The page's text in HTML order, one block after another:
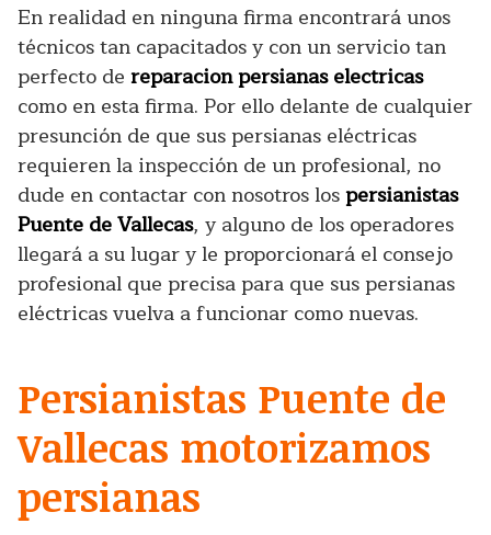
En realidad en ninguna firma encontrará unos
técnicos tan capacitados y con un servicio tan
perfecto de reparacion persianas electricas
como en esta firma. Por ello delante de cualquier
presunción de que sus persianas eléctricas
requieren la inspección de un profesional, no
dude en contactar con nosotros lospersianistas
Puente de Vallecas, y alguno de los operadores
llegará a su lugar y le proporcionará el consejo
profesional que precisa para que sus persianas
eléctricas vuelva a funcionar como nuevas.
Persianistas Puente de
Vallecas motorizamos
persianas